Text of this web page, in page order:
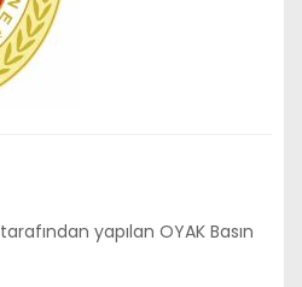
yapılan OYAK Basın